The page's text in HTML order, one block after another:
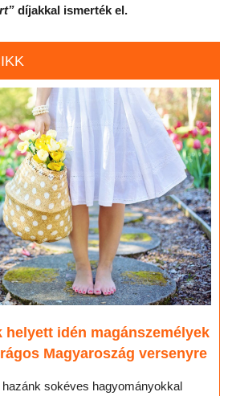
díjakkal ismerték el.
helyett idén magánszemélyek
Magyaroszág versenyre
sokéves hagyományokkal